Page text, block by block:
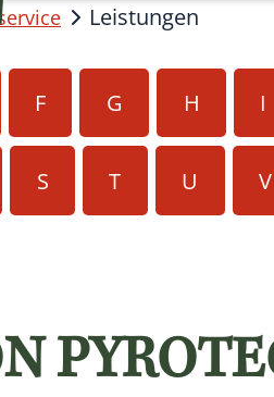
Leistungen
F G H I
S T U V